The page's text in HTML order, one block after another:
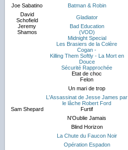
Joe Sabatino Batman & Robin
David
Schofield
Gladiator
Jeremy
Shamos
Bad Education
(VOD)
Sam Shepard
Midnight Special
Les Brasiers de la Colère
Cogan -
Killing Them Softly - La Mort en
Douce
Sécurité Rapprochée
Etat de choc
Felon
Un mari de trop
L'Assassinat de Jesse James par
le lâche Robert Ford
Furtif
N'Oublie Jamais
Blind Horizon
La Chute du Faucon Noir
Opération Espadon